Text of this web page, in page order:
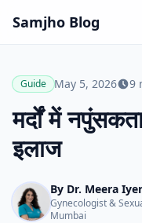
Samjho Blog
Guide May 5, 2026 9
मर्दों में
इलाज
By Dr. Meera Iyer
Gynecologist &
Mumbai